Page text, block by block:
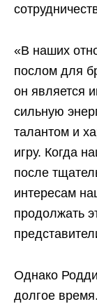
«В наших
послом для
он является
сильную
талантом и
игру. Когда
после
интересам
продолжать
Однако
долгое